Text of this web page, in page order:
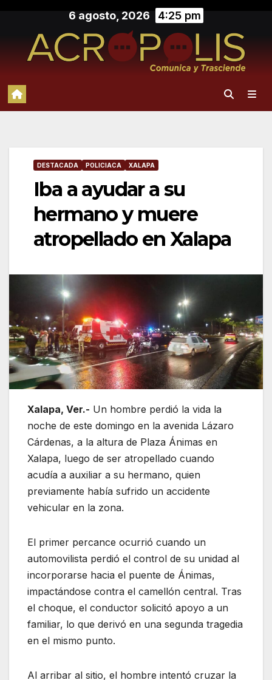
contenido
6 agosto, 2026 4:25 pm
DESTACADA POLICIACA XALAPA
Iba a ayudar a su
hermano y muere
atropellado en Xalapa
Xalapa, Ver.- Un hombre perdió la vida la
noche de este domingo en la avenida Lázaro
Cárdenas, a la altura de Plaza Ánimas en
Xalapa, luego de ser atropellado cuando
acudía a auxiliar a su hermano, quien
previamente había sufrido un accidente
vehicular en la zona.
El primer percance ocurrió cuando un
automovilista perdió el control de su unidad al
incorporarse hacia el puente de Ánimas,
impactándose contra el camellón central. Tras
el choque, el conductor solicitó apoyo a un
familiar, lo que derivó en una segunda tragedia
en el mismo punto.
Al arribar al sitio, el hombre intentó cruzar la